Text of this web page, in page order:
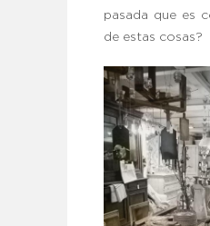
pasada que es
de estas cosas?